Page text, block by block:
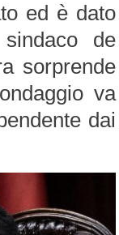
ed è dato
de
sorprende
va
dai